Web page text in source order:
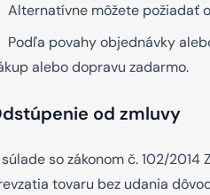
Alternatívne môžete požiadať o
Podľa povahy objednávky
alebo dopravu zadarmo.
od zmluvy
so zákonom č. 102/
tovaru bez udania